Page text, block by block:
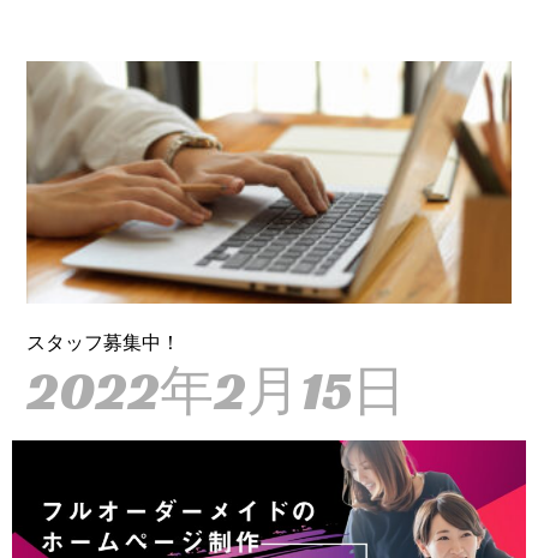
スタッフ募集中！
2022年2月15日